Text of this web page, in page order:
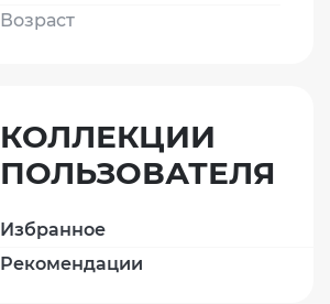
Возраст
КОЛЛЕКЦИИ
ПОЛЬЗОВАТЕЛЯ
Избранное
Рекомендации